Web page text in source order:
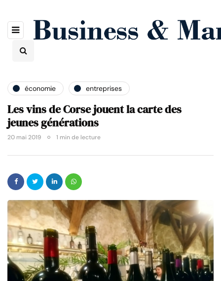
économie entreprises
Les vins de Corse jouent la carte des
jeunes générations
20 mai 2019 1 min de lecture